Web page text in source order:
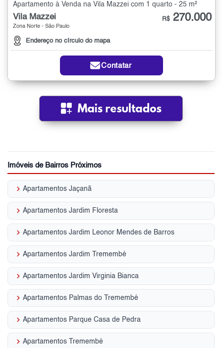
Apartamento à Venda na Vila Mazzei com 1 quarto - 25 m²
Vila Mazzei
Zona Norte - São Paulo
Endereço no círculo do mapa
R$ 270.000
Contatar
Imóveis de Bairros Próximos
keyboard_arrow_right Apartamentos Jaçanã
keyboard_arrow_right Apartamentos Jardim Floresta
keyboard_arrow_right Apartamentos Jardim Leonor Mendes de Barros
keyboard_arrow_right Apartamentos Jardim Tremembé
keyboard_arrow_right Apartamentos Jardim Virginia Bianca
keyboard_arrow_right Apartamentos Palmas do Tremembé
keyboard_arrow_right Apartamentos Parque Casa de Pedra
keyboard_arrow_right Apartamentos Tremembé